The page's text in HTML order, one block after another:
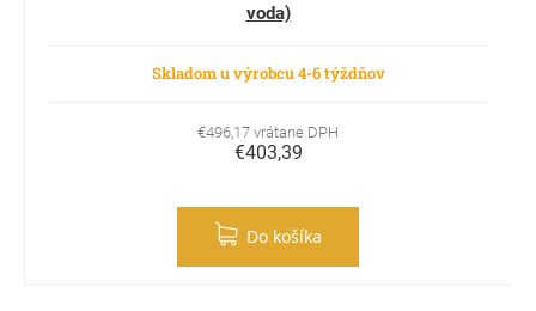
voda)
Skladom u výrobcu 4-6 týždňov
€496,17 vrátane DPH
€403,39
Do košíka